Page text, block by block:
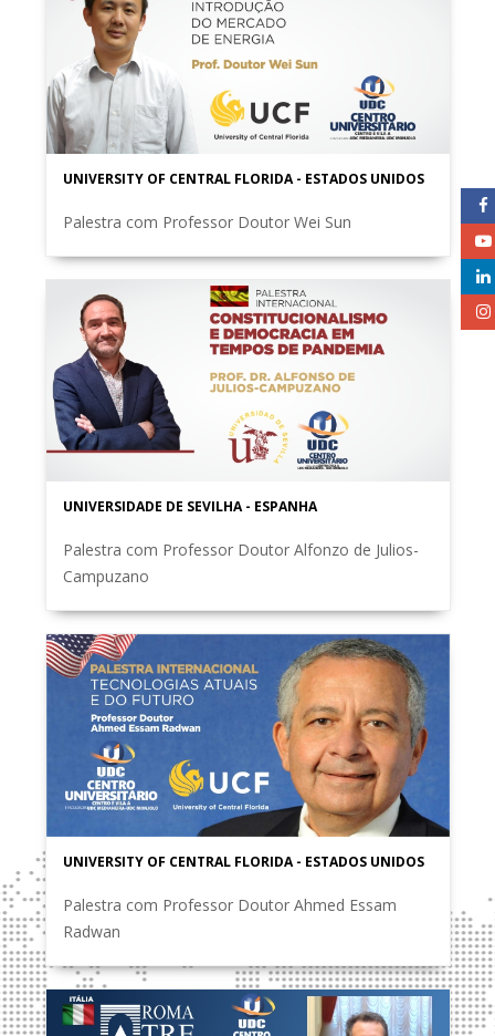
UNIVERSITY OF CENTRAL FLORIDA - ESTADOS UNIDOS
Palestra com Professor Doutor Wei Sun
UNIVERSIDADE DE SEVILHA - ESPANHA
Palestra com Professor Doutor Alfonzo de Julios-
Campuzano
UNIVERSITY OF CENTRAL FLORIDA - ESTADOS UNIDOS
Palestra com Professor Doutor Ahmed Essam
Radwan